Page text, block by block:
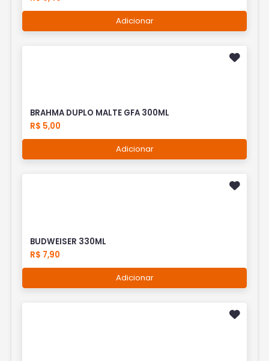
Adicionar
BRAHMA DUPLO MALTE GFA 300ML
R$ 5,00
Adicionar
BUDWEISER 330ML
R$ 7,90
Adicionar